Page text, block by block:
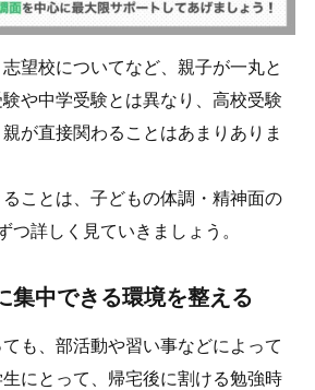
望校についてなど、親子が一丸と
や中学受験とは異なり、高校受験
が直接関わることはあまりありま
ことは、子どもの体調・精神面の
つ詳しく見ていきましょう。
集中できる環境を整える
も、部活動や習い事などによって
にとって、帰宅後に割ける勉強時